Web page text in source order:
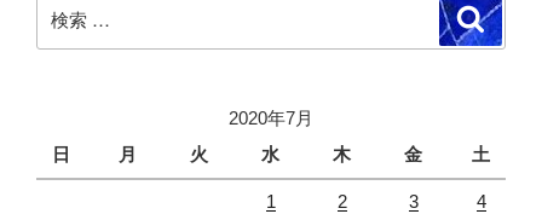
索:
検
索
2020年7月
日
月 火 水 木 金 土
1 2 3 4